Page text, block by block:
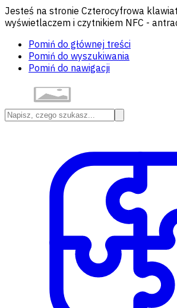
Jesteś na stronie Czterocyfrowa
wyświetlaczem i czytnikiem NFC -
Pomiń do głównej treści
Pomiń do wyszukiwania
Pomiń do nawigacji